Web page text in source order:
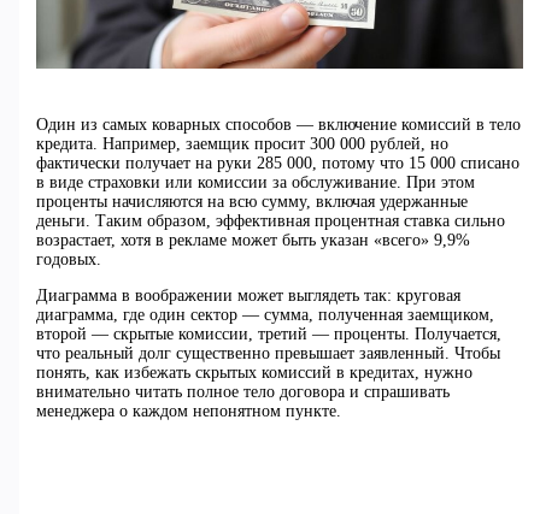
Один из самых коварных способов — включение комиссий в тело
кредита. Например, заемщик просит 300 000 рублей, но
фактически получает на руки 285 000, потому что 15 000 списано
в виде страховки или комиссии за обслуживание. При этом
проценты начисляются на всю сумму, включая удержанные
деньги. Таким образом, эффективная процентная ставка сильно
возрастает, хотя в рекламе может быть указан «всего» 9,9%
годовых.
Диаграмма в воображении может выглядеть так: круговая
диаграмма, где один сектор — сумма, полученная заемщиком,
второй — скрытые комиссии, третий — проценты. Получается,
что реальный долг существенно превышает заявленный. Чтобы
понять, как избежать скрытых комиссий в кредитах, нужно
внимательно читать полное тело договора и спрашивать
менеджера о каждом непонятном пункте.